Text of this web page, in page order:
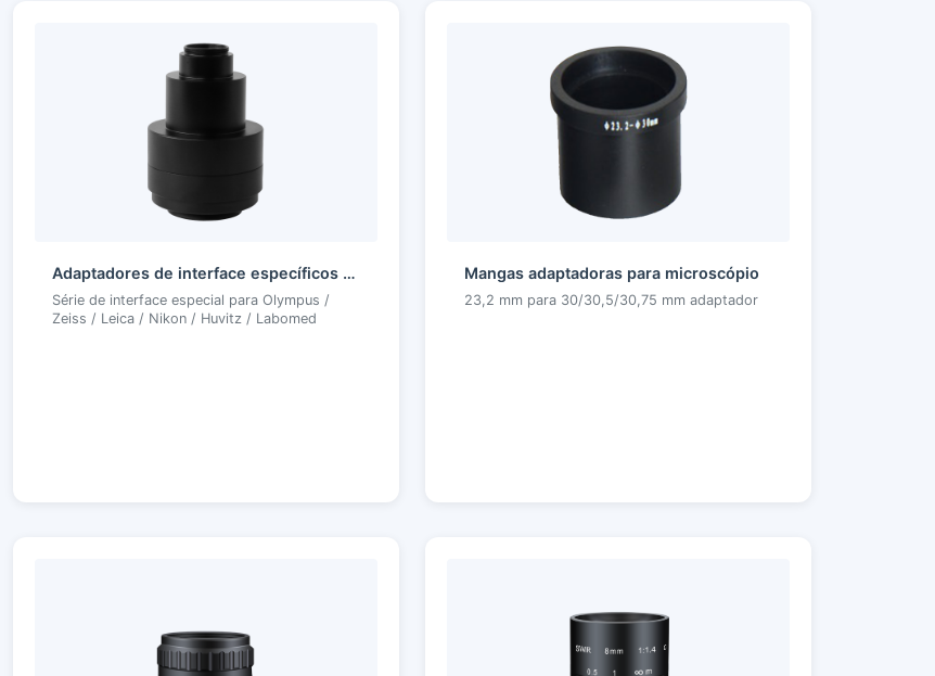
Adaptadores de interface específicos da marca
Série de interface especial para Olympus /
Zeiss / Leica / Nikon / Huvitz / Labomed
Mangas adaptadoras para microscópio
23,2 mm para 30/30,5/30,75 mm adaptador